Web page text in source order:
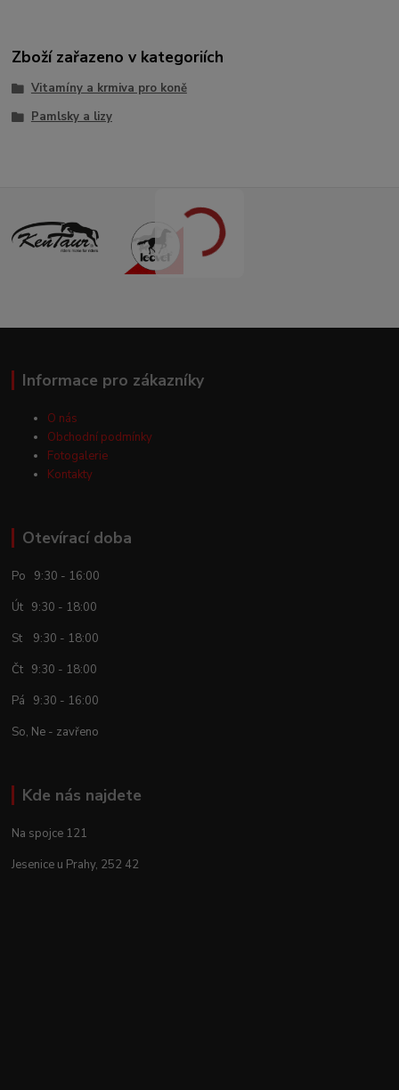
Zboží zařazeno v kategoriích
Vitamíny a krmiva pro koně
Pamlsky a lizy
Informace pro zákazníky
O nás
Obchodní podmínky
Fotogalerie
Kontakty
Otevírací doba
Po 9:30 - 16:00
Út 9:30 - 18:00
St 9:30 - 18:00
Čt 9:30 - 18:00
Pá 9:30 - 16:00
So, Ne - zavřeno
Kde nás najdete
Na spojce 121
Jesenice u Prahy, 252 42